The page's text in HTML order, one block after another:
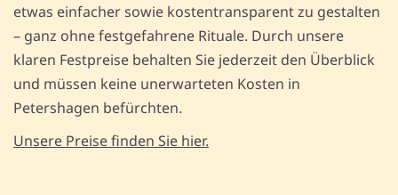
etwas einfacher sowie kostentransparent zu gestalten
– ganz ohne festgefahrene Rituale. Durch unsere
klaren Festpreise behalten Sie jederzeit den Überblick
und müssen keine unerwarteten Kosten in
Petershagen befürchten.
Unsere Preise finden Sie hier.